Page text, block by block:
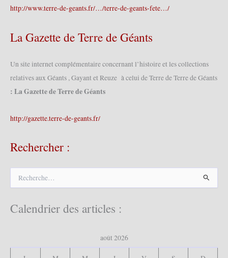
http://www.terre-de-geants.fr/…/terre-de-geants-fete…/
La Gazette de Terre de Géants
Un site internet complémentaire concernant l’histoire et les collections
relatives aux Géants , Gayant et Reuze à celui de Terre de Terre de Géants
: La Gazette de Terre de Géants
http://gazette.terre-de-geants.fr/
Rechercher :
e
Calendrier des articles :
août 2026